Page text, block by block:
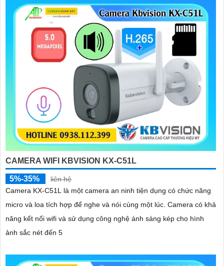
CAMERA WIFI KBVISION KX-C51L
5%-35%
liên hệ
Camera KX-C51L là một camera an ninh tiện dụng có chức năng
micro và loa tích hợp để nghe và nói cùng một lúc. Camera có khả
năng kết nối wifi và sử dụng công nghệ ánh sáng kép cho hình
ảnh sắc nét đến 5